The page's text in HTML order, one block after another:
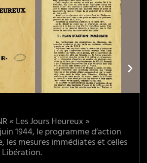
« Les Jours Heureux »
1944, le programme d’action
les mesures immédiates et celles